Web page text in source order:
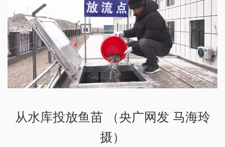
从水库投放鱼苗 （央广网发 马海玲
摄）